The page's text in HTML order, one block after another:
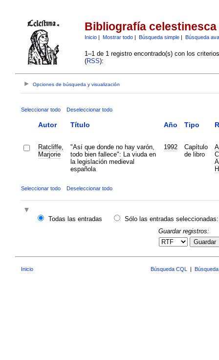
Bibliografía celestinesca
Inicio| Mostrar todo| Búsqueda simple| Búsqueda
1–1 de 1 registro encontrado(s) con los
(RSS):
Opciones de búsqueda y visualización
Seleccionar todo Deseleccionar todo
Autor Título Año Tipo
Ratcliffe,
Marjorie
"Así que donde no hay varón,
todo bien fallece": La viuda en
la legislación medieval
española
1992
Capítulo
de libro
Seleccionar todo Deseleccionar todo
Todas las entradas
Sólo las entradas seleccionadas:
Guardar registros:
Guardar
Inicio Búsqueda CQL